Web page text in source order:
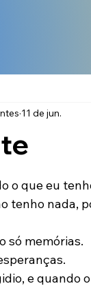
11 de jun.
de 5 estrelas.
o que eu
tenho nada,
só memórias.
e quando